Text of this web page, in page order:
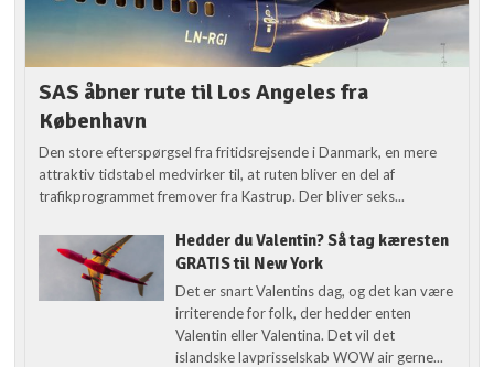
SAS åbner rute til Los Angeles fra
København
Den store efterspørgsel fra fritidsrejsende i Danmark, en mere
attraktiv tidstabel medvirker til, at ruten bliver en del af
trafikprogrammet fremover fra Kastrup. Der bliver seks...
Hedder du Valentin? Så tag kæresten
GRATIS til New York
Det er snart Valentins dag, og det kan være
irriterende for folk, der hedder enten
Valentin eller Valentina. Det vil det
islandske lavprisselskab WOW air gerne...